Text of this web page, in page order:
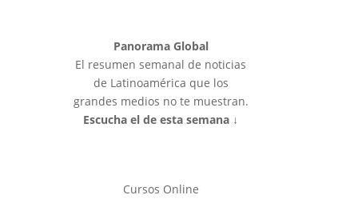
Panorama Global
El resumen semanal de noticias
de Latinoamérica que los
grandes medios no te muestran.
Escucha el de esta semana ↓
Cursos Online